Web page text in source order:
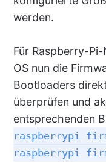
werden.
Für Raspberry-
OS nun die
Bootloaders
überprüfen und
entsprechenden
raspberrypi
raspberrypi